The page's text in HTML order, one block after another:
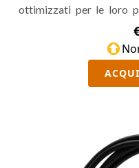
ottimizzati per le loro
dando vita a un jack
musicale, dal design